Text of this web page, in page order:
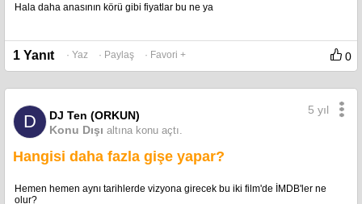
Hala daha anasının körü gibi fiyatlar bu ne ya
1 Yanıt · Yaz · Paylaş · Favori + 0
D
DJ Ten (ORKUN)
Konu Dışı altına konu açtı.
5 yıl
Hangisi daha fazla gişe yapar?
Hemen hemen aynı tarihlerde vizyona girecek bu iki film'de İMDB'ler ne
olur?